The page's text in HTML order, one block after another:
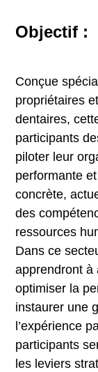
Objectif :
Conçue
propriétaires
dentaires,
participants
piloter leur
performante
concrète,
des
ressources
Dans ce
apprendront à
optimiser la
instaurer une
l’expérience
participants
les leviers